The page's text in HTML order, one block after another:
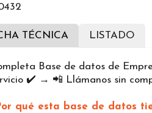
TÉCNICA LISTADO
Base de datos de
✔️ → 📲 Llámanos sin
qué esta base de datos